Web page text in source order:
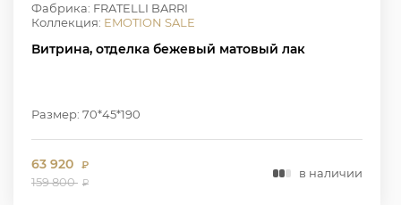
Фабрика: FRATELLI BARRI
Коллекция: EMOTION SALE
Витрина, отделка бежевый матовый лак
Размер: 70*45*190
63 920 ₽
159 800 ₽
в наличии